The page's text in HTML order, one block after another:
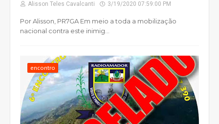
Alisson Teles Cavalcanti 3/19/2020 07:59:00 PM
Por Alisson, PR7GA Em meio a toda a mobilização
nacional contra este inimig…
encontro